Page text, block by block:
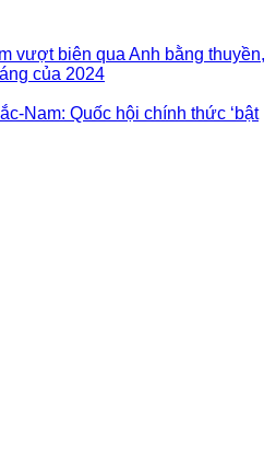
vượt biên qua Anh bằng thuyền,
của 2024
Nam: Quốc hội chính thức ‘bật